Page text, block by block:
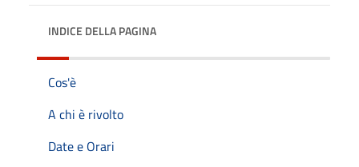
INDICE DELLA PAGINA
Cos'è
A chi è rivolto
Date e Orari